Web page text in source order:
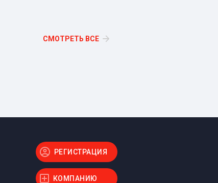
СМОТРЕТЬ ВСЕ
РЕГИСТРАЦИЯ
КОМПАНИЮ